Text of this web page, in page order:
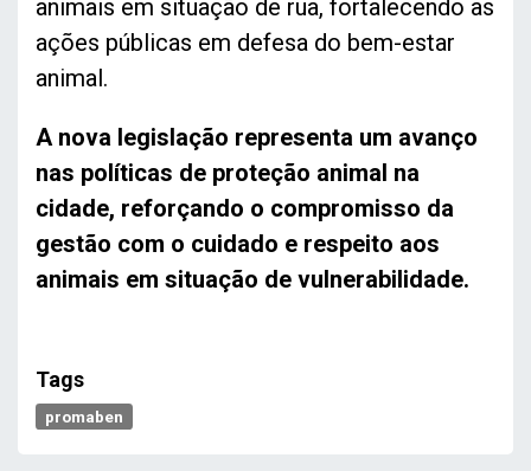
animais em situação de rua, fortalecendo as
ações públicas em defesa do bem-estar
animal.
A nova legislação representa um avanço
nas políticas de proteção animal na
cidade, reforçando o compromisso da
gestão com o cuidado e respeito aos
animais em situação de vulnerabilidade.
Tags
promaben